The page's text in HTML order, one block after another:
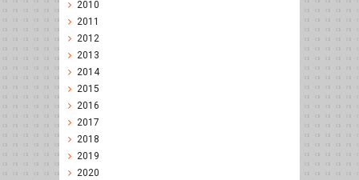
2010
2011
2012
2013
2014
2015
2016
2017
2018
2019
2020